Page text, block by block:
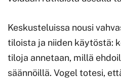
Keskusteluissa nousi
tiloista ja niiden käytöstä:
tiloja annetaan, millä
säännöillä. Vogel totesi,